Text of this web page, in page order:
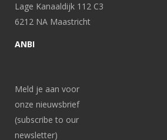
Lage Kanaaldijk 112 C3
6212 NA Maastricht
ANBI
Meld je aan voor
onze nieuwsbrief
(subscribe to our
newsletter)